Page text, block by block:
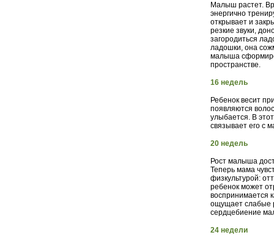
Малыш растет.
энергично
открывает и
резкие звуки,
загородиться
ладошки, она
малыша
пространстве.
16 недель
Ребенок весит
появляются
улыбается. В
связывает его с
20 недель
Рост малыша
Теперь мама
физкультурой:
ребенок может
воспринимается
ощущает слабые
сердцебиение
24 недели